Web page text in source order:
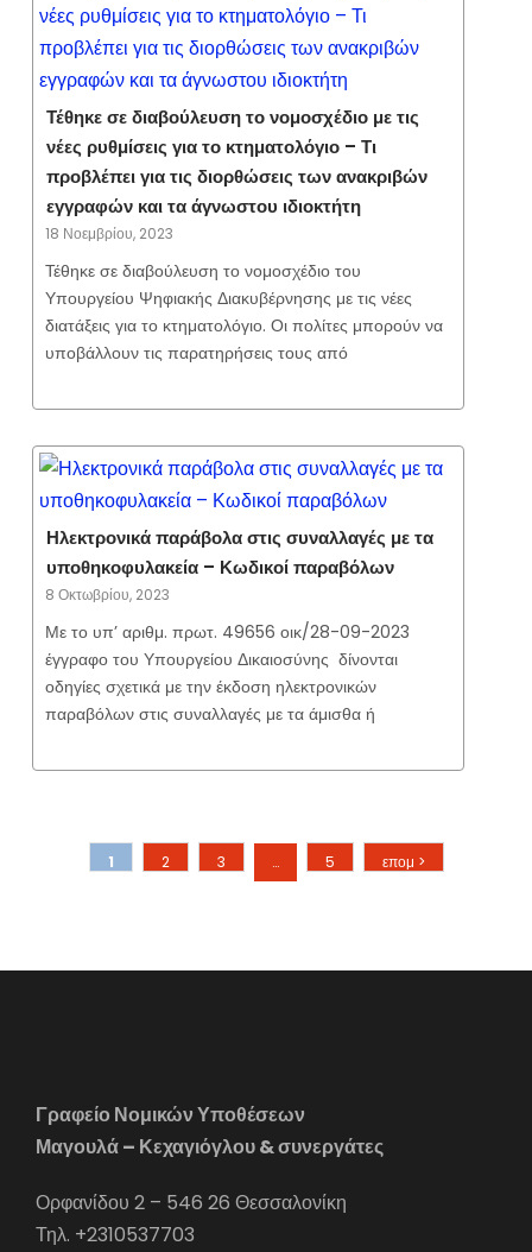
Τέθηκε σε διαβούλευση το νομοσχέδιο με τις
νέες ρυθμίσεις για το κτηματολόγιο – Τι
προβλέπει για τις διορθώσεις των ανακριβών
εγγραφών και τα άγνωστου ιδιοκτήτη
18 Νοεμβρίου, 2023
Τέθηκε σε διαβούλευση το νομοσχέδιο του
Υπουργείου Ψηφιακής Διακυβέρνησης με τις νέες
διατάξεις για το κτηματολόγιο. Οι πολίτες μπορούν να
υποβάλλουν τις παρατηρήσεις τους από
Ηλεκτρονικά παράβολα στις συναλλαγές με τα
υποθηκοφυλακεία – Κωδικοί παραβόλων
8 Οκτωβρίου, 2023
Με το υπ’ αριθμ. πρωτ. 49656 οικ/28-09-2023
έγγραφο του Υπουργείου Δικαιοσύνης δίνονται
οδηγίες σχετικά με την έκδοση ηλεκτρονικών
παραβόλων στις συναλλαγές με τα άμισθα ή
1 2 3 … 5 επομ >
Γραφείο Νομικών Υποθέσεων
Μαγουλά – Κεχαγιόγλου & συνεργάτες
Ορφανίδου 2 – 546 26 Θεσσαλονίκη
Τηλ. +2310537703